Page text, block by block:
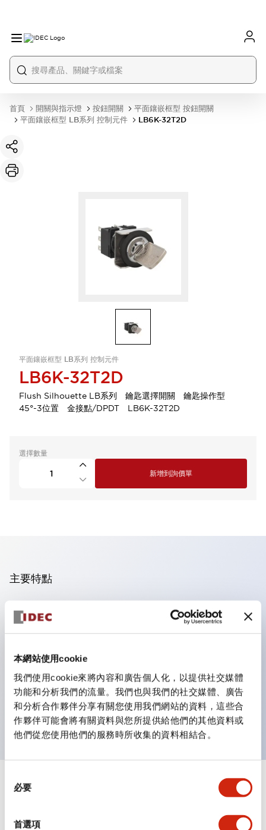
本網站使用cookie
我們使用cookie來將內容和廣告個人化，以提供社交媒體
功能和分析我們的流量。我們也與我們的社交媒體、廣告
和分析合作夥伴分享有關您使用我們網站的資料，這些合
作夥伴可能會將有關資料與您所提供給他們的其他資料或
他們從您使用他們的服務時所收集的資料相結合。
必要
首選項
首頁 開關與指示燈 按鈕開關
平面鑲嵌框型 按鈕開關
平面鑲嵌框型 LB系列 控制元件
LB6K-32T2D
平面鑲嵌框型 LB系列 控制元件
LB6K-32T2D
Flush Silhouette LB系列 鑰匙選擇開關 鑰匙操作型
45°-3位置 金接點/DPDT LB6K-32T2D
選擇數量
新增到詢價單
主要特點
操作面板的凹凸減少，呈現銳利感。
支援分離型／單板式
優秀的防水性能。保護結構IP65
按鈕開關、選擇開關、帶鎖選擇開關最多3c接點。
邊框顏色有黑色與金屬色兩種。
LED照明帶來明亮且清晰的照明面
規格 顯示全部 +